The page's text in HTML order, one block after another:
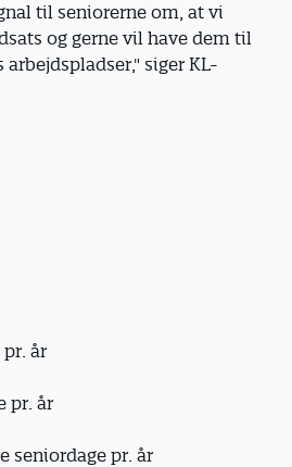
til seniorerne om, at vi
og gerne vil have dem til
siger KL-
pr. år
pr. år
seniordage pr. år